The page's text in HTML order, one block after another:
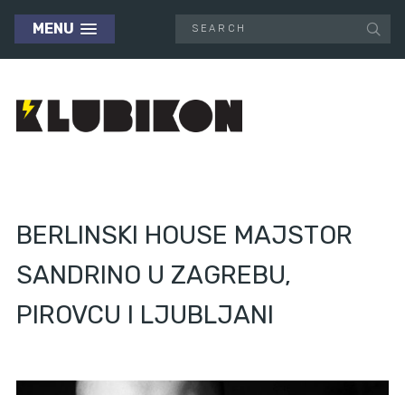
MENU
BERLINSKI HOUSE MAJSTOR
SANDRINO U ZAGREBU,
PIROVCU I LJUBLJANI